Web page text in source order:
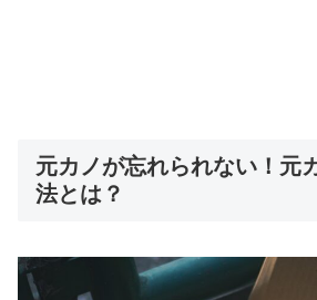
元カノが忘れられない！元
法とは？